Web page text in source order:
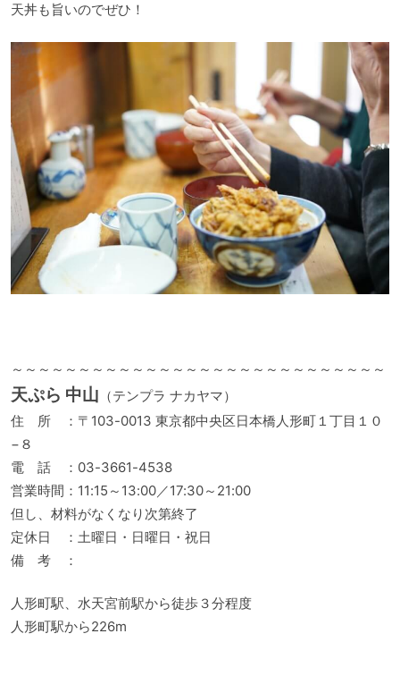
天丼も旨いのでぜひ！
～～～～～～～～～～～～～～～～～～～～～～～～～～～～
天ぷら 中山 （テンプラ ナカヤマ）
住 所 ：〒103-0013 東京都中央区日本橋人形町１丁目１０
−８
電 話 ：03-3661-4538
営業時間：11:15～13:00／17:30～21:00
但し、材料がなくなり次第終了
定休日 ：土曜日・日曜日・祝日
備 考 ：
人形町駅、水天宮前駅から徒歩３分程度
人形町駅から226m